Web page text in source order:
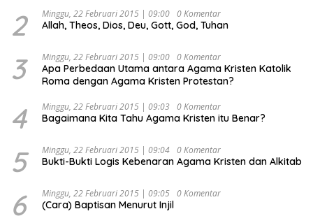
Ekonomi Politik Indonesia) & Simposium Nasional
“Urgensi Undang-Undang Perekonomian Nasional dan
Indonesia Emas 2045”,
2 Minggu, 22 Februari 2015 | 09:00 0 Komentar
Allah, Theos, Dios, Deu, Gott, God, Tuhan
3 Minggu, 22 Februari 2015 | 09:00 0 Komentar
Apa Perbedaan Utama antara Agama Kristen Katolik
Roma dengan Agama Kristen Protestan?
4 Minggu, 22 Februari 2015 | 09:03 0 Komentar
Bagaimana Kita Tahu Agama Kristen itu Benar?
5 Minggu, 22 Februari 2015 | 09:04 0 Komentar
Bukti-Bukti Logis Kebenaran Agama Kristen dan Alkitab
6 Minggu, 22 Februari 2015 | 09:05 0 Komentar
(Cara) Baptisan Menurut Injil